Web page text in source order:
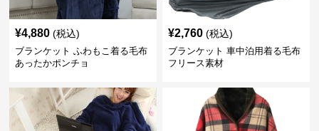
¥4,880 (税込)
ブランケット ふわもこ着る毛布
あったかポンチョ
¥2,760 (税込)
ブランケット 車中泊用着る毛布
フリース素材